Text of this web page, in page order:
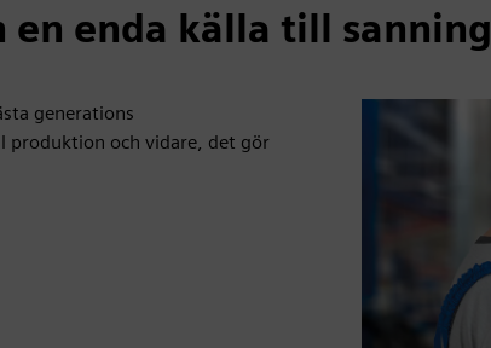
enda källa till sanning
generations
produktion och vidare, det gör